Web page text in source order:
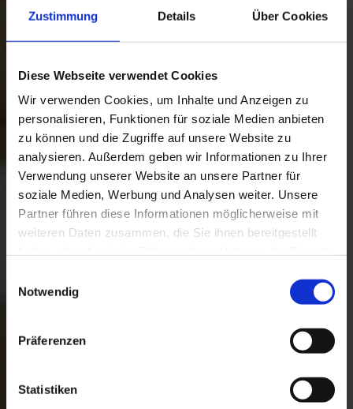
Zustimmung Details Über Cookies
Diese Webseite verwendet Cookies
Wir verwenden Cookies, um Inhalte und Anzeigen zu
personalisieren, Funktionen für soziale Medien anbieten
zu können und die Zugriffe auf unsere Website zu
analysieren. Außerdem geben wir Informationen zu Ihrer
Verwendung unserer Website an unsere Partner für
soziale Medien, Werbung und Analysen weiter. Unsere
Partner führen diese Informationen möglicherweise mit
weiteren Daten zusammen, die Sie ihnen bereitgestellt
unsererDatenschutzerklärung
Notwendig
Präferenzen
Statistiken